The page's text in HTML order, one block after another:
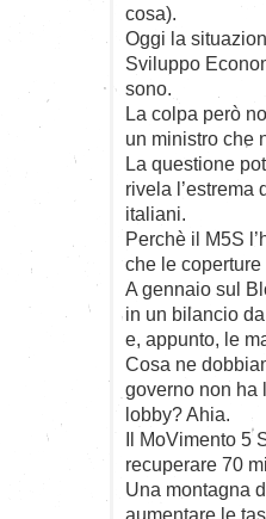
cosa).
Oggi la
Sviluppo
sono.
La colpa però
un ministro che
La questione
rivela
italiani.
Perchè il M5S
che le
A gennaio sul
in un bilancio
e, appunto, le
Cosa ne
governo non ha
lobby? Ahia.
Il MoVimento 5
recuperare 70
Una montagna
aumentare le